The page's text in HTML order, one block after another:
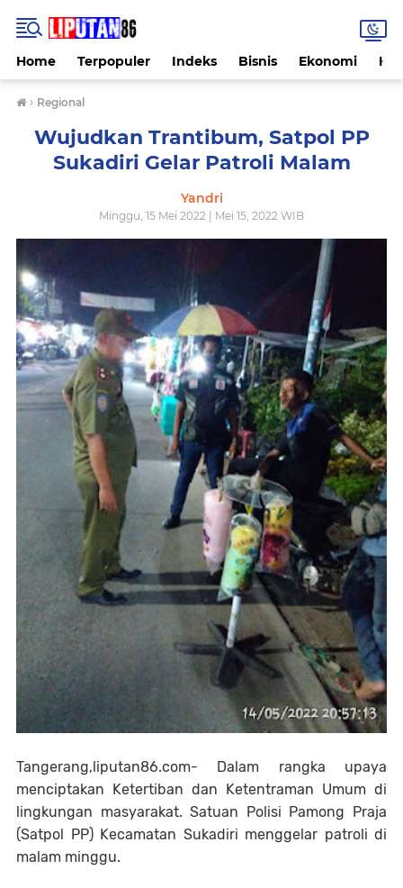
Home Terpopuler Indeks Bisnis Ekonomi
› Regional
Wujudkan Trantibum, Satpol PP
Sukadiri Gelar Patroli Malam
Yandri
Minggu, 15 Mei 2022 | Mei 15, 2022 WIB
Tangerang,liputan86.com- Dalam rangka upaya
menciptakan Ketertiban dan Ketentraman Umum di
lingkungan masyarakat. Satuan Polisi Pamong Praja
(Satpol PP) Kecamatan Sukadiri menggelar patroli di
malam minggu.